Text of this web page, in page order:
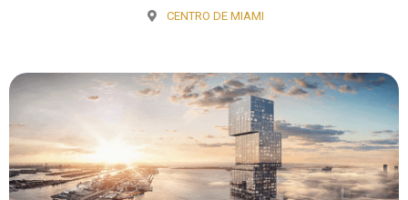
CENTRO DE MIAMI